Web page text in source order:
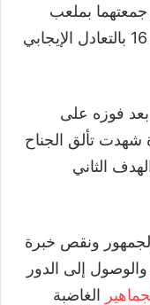
بملعب
“آنفيلد روود” ضمن منافسات دور الـ 16 بالتعادل الإيجابي
فوزه على
2 – 1 في مباراة شهدت تألق الجناح
الثاني
ونقص خبرة
إلى الدور
الغاضبة